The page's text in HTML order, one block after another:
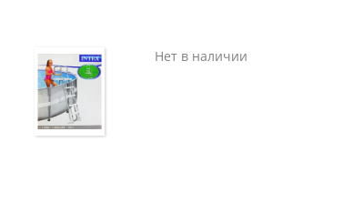
Нет в наличии